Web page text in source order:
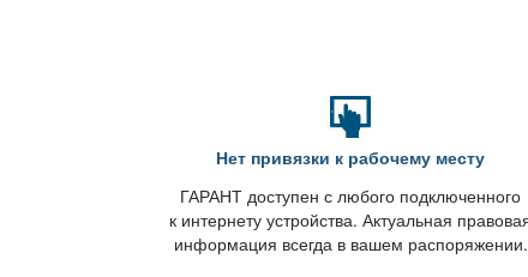
Нет привязки к рабочему месту
ГАРАНТ доступен с любого подключенного
к интернету устройства. Актуальная
информация всегда в вашем распоряжении.